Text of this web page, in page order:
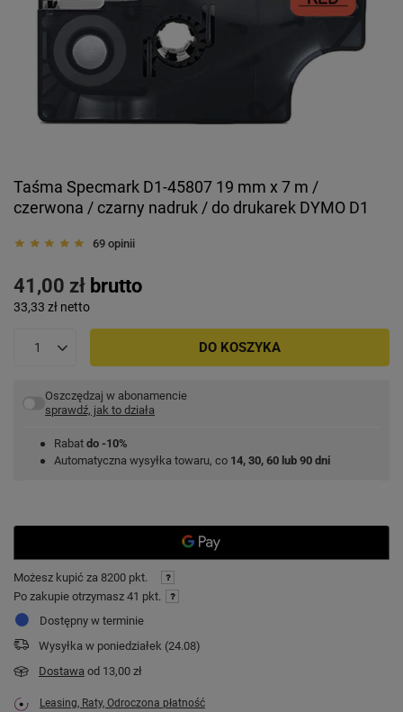
Taśma Specmark D1-45807 19 mm x 7 m /
czerwona / czarny nadruk / do drukarek DYMO D1
69 opinii
41,00 zł brutto
33,33 zł netto
DO KOSZYKA
Oszczędzaj w abonamencie
sprawdź, jak to działa
Rabat do -10%
Automatyczna wysyłka towaru, co 14, 30, 60 lub 90 dni
Możesz kupić za 8200 pkt.
Po zakupie otrzymasz 41 pkt.
Dostępny w terminie
Wysyłka w poniedziałek (24.08)
Dostawa od 13,00 zł
Leasing, Raty, Odroczona płatność